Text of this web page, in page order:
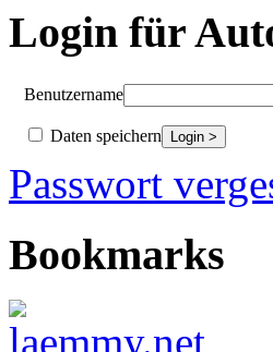
Login für
Benutzername
Daten speichern
Passwort
Bookmarks